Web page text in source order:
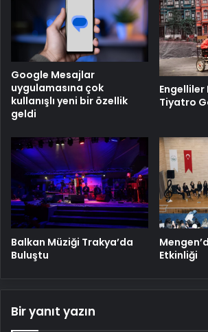
Google Mesajlar
uygulamasına çok
kullanışlı yeni bir özellik
geldi
Engelliler
Tiyatro
Balkan Müziği Trakya’da
Buluştu
Etkinliği
Bir yanıt yazın